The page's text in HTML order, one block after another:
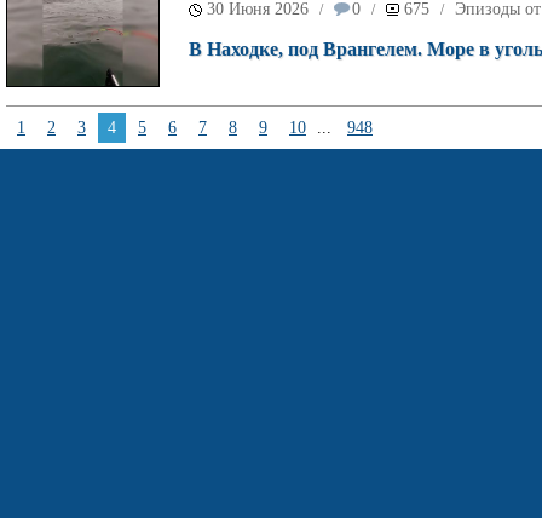
30 Июня 2026 / 0 / 675 / Эпизоды
В Находке, под Врангелем. Море в
1 2 3 4 5 6 7 8 9 10 ... 948